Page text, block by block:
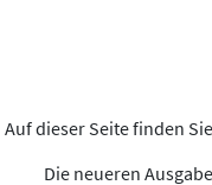
Auf dieser Seite finden
Die neueren